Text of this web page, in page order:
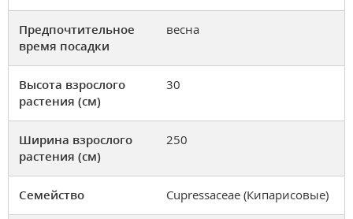
Предпочтительное
время посадки
весна
Высота взрослого
растения (см)
30
Ширина взрослого
растения (см)
250
Семейство Cupressaceae (Кипарисовые)